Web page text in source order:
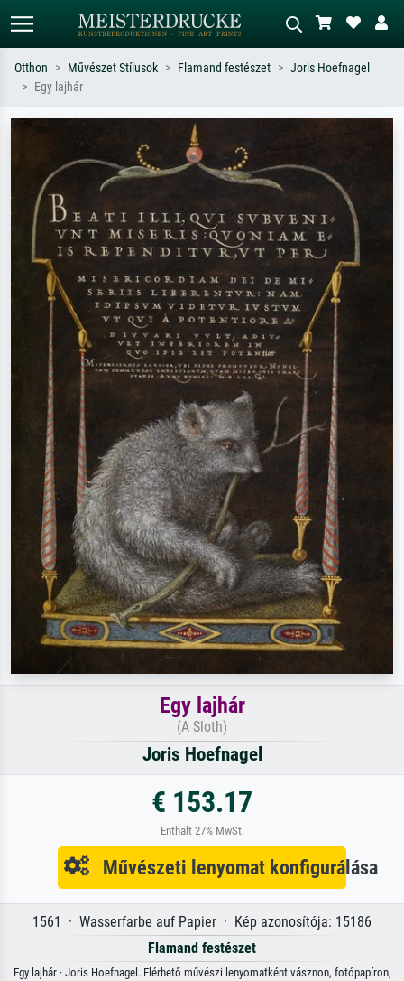
Keressen művész, műcím vagy stílus
szerint – pl. Monet, Csillagos éj,
impresszionizmus, Hokusai-hullám,
akt.
piros absztrakt, sötét olajkép, álló akt
egy fa mellett.
Otthon Művészet Stílusok Flamand festészet
Joris Hoefnagel
Egy lajhár
Egy lajhár
(A Sloth)
Joris Hoefnagel
€ 153.17
Enthält 27% MwSt.
Művészeti lenyomat konfigurálása
1561 · Wasserfarbe auf Papier · Kép azonosítója: 15186
Flamand festészet
Egy lajhár · Joris Hoefnagel. Elérhető művészi lenyomatként vásznon, fotópapíron,